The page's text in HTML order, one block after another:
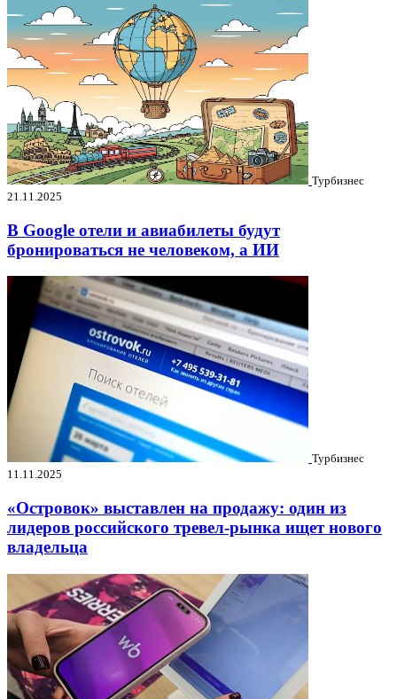
Турбизнес
21.11.2025
В Google отели и авиабилеты будут
бронироваться не человеком, а ИИ
Турбизнес
11.11.2025
«Островок» выставлен на продажу: один из
лидеров российского тревел-рынка ищет нового
владельца